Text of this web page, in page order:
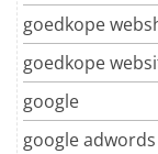
goedkope
goedkope
google
google adwords